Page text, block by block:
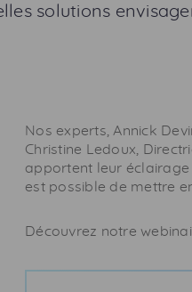
solutions
Nos experts, Annick
Christine Ledoux,
apportent leur éclairage
est possible de mettre
Découvrez notre